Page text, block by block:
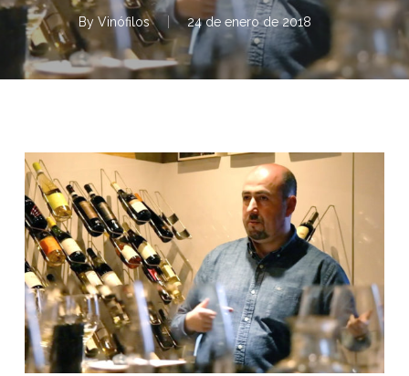
By Vinófilos 24 de enero de 2018